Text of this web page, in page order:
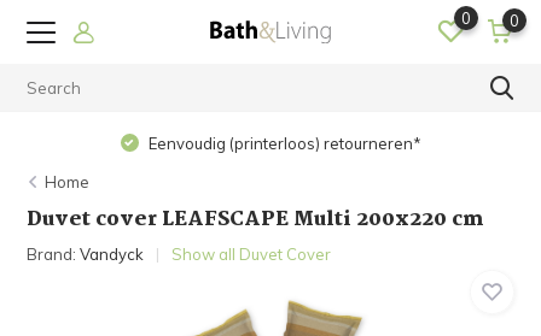
0 0
Eenvoudig (printerloos) retourneren*
Home
Duvet cover LEAFSCAPE Multi 200x220 cm
Brand:Vandyck Show all Duvet Cover